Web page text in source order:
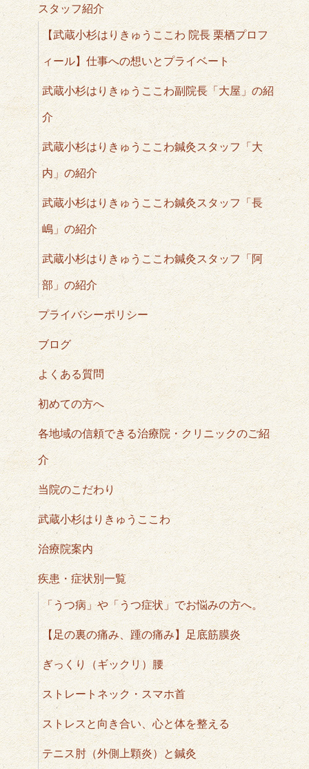
スタッフ紹介
【武蔵小杉はりきゅうここわ 院長 栗栖プロフ
ィール】仕事への想いとプライベート
武蔵小杉はりきゅうここわ副院長「大屋」の紹
介
武蔵小杉はりきゅうここわ鍼灸スタッフ「大
内」の紹介
武蔵小杉はりきゅうここわ鍼灸スタッフ「長
嶋」の紹介
武蔵小杉はりきゅうここわ鍼灸スタッフ「阿
部」の紹介
プライバシーポリシー
ブログ
よくある質問
初めての方へ
各地域の信頼できる治療院・クリニックのご紹
介
当院のこだわり
武蔵小杉はりきゅうここわ
治療院案内
疾患・症状別一覧
「うつ病」や「うつ症状」でお悩みの方へ。
【足の裏の痛み、踵の痛み】足底筋膜炎
ぎっくり（ギックリ）腰
ストレートネック・スマホ首
ストレスと向き合い、心と体を整える
テニス肘（外側上顆炎）と鍼灸